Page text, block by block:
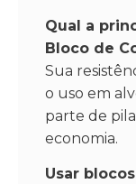
Qual a
Bloco de
Sua
o uso em
parte de
economia.
Usar